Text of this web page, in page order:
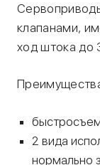
клапанами,
ход штока до
2 вида
нормально